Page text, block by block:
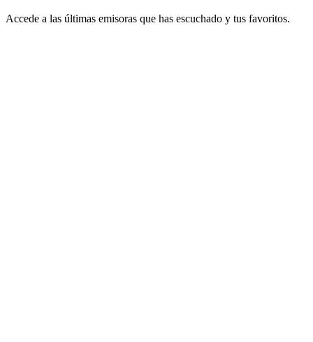
Accede a las últimas emisoras que has escuchado y tus favoritos.